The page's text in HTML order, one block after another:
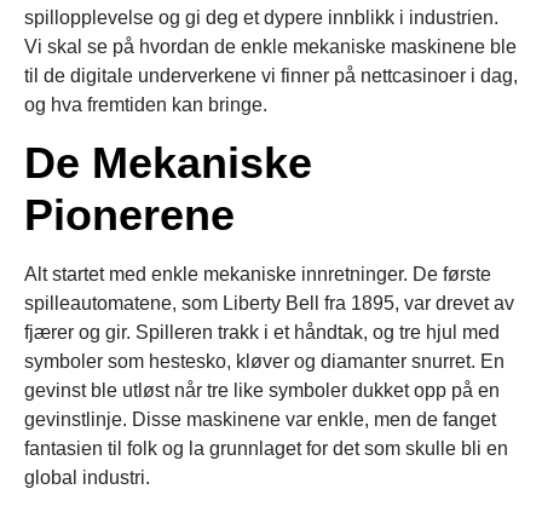
spillopplevelse og gi deg et dypere innblikk i industrien.
Vi skal se på hvordan de enkle mekaniske maskinene ble
til de digitale underverkene vi finner på nettcasinoer i dag,
og hva fremtiden kan bringe.
De Mekaniske
Pionerene
Alt startet med enkle mekaniske innretninger. De første
spilleautomatene, som Liberty Bell fra 1895, var drevet av
fjærer og gir. Spilleren trakk i et håndtak, og tre hjul med
symboler som hestesko, kløver og diamanter snurret. En
gevinst ble utløst når tre like symboler dukket opp på en
gevinstlinje. Disse maskinene var enkle, men de fanget
fantasien til folk og la grunnlaget for det som skulle bli en
global industri.